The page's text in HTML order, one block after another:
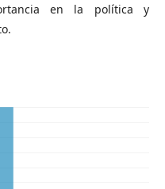
en la política y